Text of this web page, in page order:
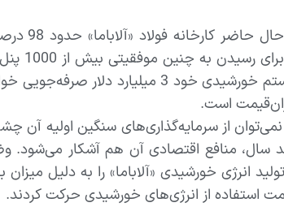
در
عمر سیستم خورشیدی خود 3
است.
از سرمایه‌گذاری‌های سنگین اولیه آن
سال، منافع اقتصادی آن هم آشکار می‌شود.
انرژی خورشیدی «آلاباما» را به دلیل
استفاده از انرژی‌های خورشیدی حرکت کردند.